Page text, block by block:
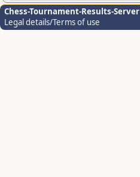
Chess-Tournament-Results-Server
Legal details/Terms of use